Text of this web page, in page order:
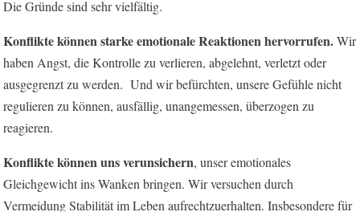
Die Gründe sind sehr vielfältig.
Konflikte können starke emotionale Reaktionen hervorrufen.Wir
haben Angst, die Kontrolle zu verlieren, abgelehnt, verletzt oder
ausgegrenzt zu werden. Und wir befürchten, unsere Gefühle nicht
regulieren zu können, ausfällig, unangemessen, überzogen zu
reagieren.
Konflikte können uns verunsichern, unser emotionales
Gleichgewicht ins Wanken bringen. Wir versuchen durch
Vermeidung Stabilität im Leben aufrechtzuerhalten. Insbesondere für